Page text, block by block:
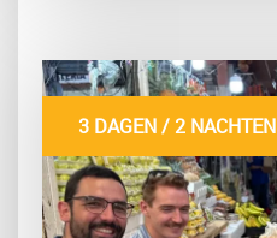
3 DAGEN / 2 NACHTEN